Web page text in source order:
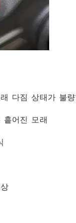
다짐 상태가 불
흩어진 모래